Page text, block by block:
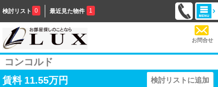
検討リスト 0 最近見た物件 1
お問合せ
コンコルド
賃料 11.55万円 検討リストに追加